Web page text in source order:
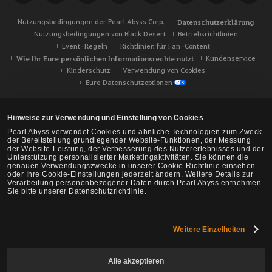
Hinweise zur Verwendung und Einstellung von Cookies
Pearl Abyss verwendet Cookies und ähnliche Technologien zum Zweck
der Bereitstellung grundlegender Website-Funktionen, der Messung
der Website-Leistung, der Verbesserung des Nutzererlebnisses und der
Unterstützung personalisierter Marketingaktivitäten. Sie können die
genauen Verwendungszwecke in unserer Cookie-Richtlinie einsehen
oder Ihre Cookie-Einstellungen jederzeit ändern. Weitere Details zur
Verarbeitung personenbezogener Daten durch Pearl Abyss entnehmen
Sie bitte unserer Datenschutzrichtlinie.
Weitere Einzelheiten
Alle akzeptieren
Nutzungsbedingungen der Pearl Abyss Corp. Datenschutzerklärung
Nutzungsbedingungen von Black Desert
Betriebsrichtlinien
Event-Regeln
Richtlinien für Fan-Content
Wie Ihr Eure persönlichen Informationsrechte nutzt
Kundenservice
Kinderschutz
Verwendung von Cookies
Eure Datenschutzoptionen
Black Desert -NA/EU/Ozeanien